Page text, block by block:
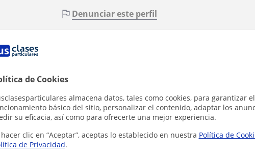
de Cookies
almacena datos, tales como cookies, para garantizar el
básico del sitio, personalizar el contenido, adaptar los
su eficacia, así como para ofrecerte una mejor experiencia.
clic en “Aceptar”, aceptas lo establecido en nuestra Política de
de Privacidad.
Denunciar este perfil
Certificate in English en Ávila que pueden